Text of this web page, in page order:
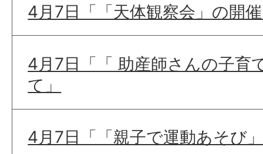
4月7日「「天体観察会」の開
4月7日「「 助産師さんの子育
て」
4月7日「「親子で運動あそび